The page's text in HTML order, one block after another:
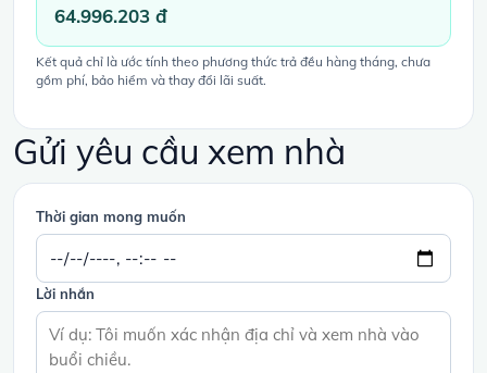
64.996.203 đ
Kết quả chỉ là ước tính theo phương thức trả đều hàng tháng, chưa
gồm phí, bảo hiểm và thay đổi lãi suất.
Gửi yêu cầu xem nhà
Thời gian mong muốn
Lời nhắn